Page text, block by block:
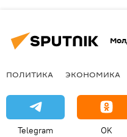
ПОЛИТИКА ЭКОНОМИКА
Telegram OK